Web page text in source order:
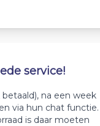
service!
na een week
via hun chat functie.
is daar moeten